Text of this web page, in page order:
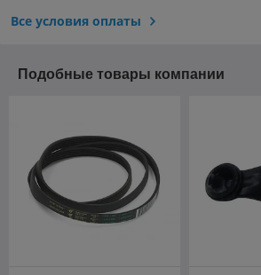
Все условия оплаты
Подобные товары компании